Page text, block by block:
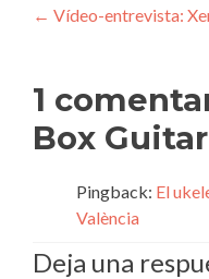
entradas
← Vídeo-entrevista:
1
Box Guitar
Pingback: El
València
Deja una